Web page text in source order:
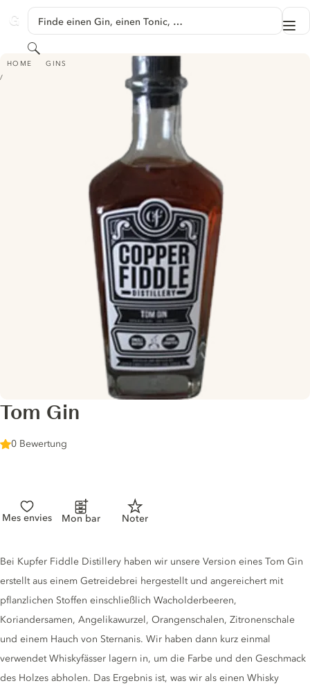
GINVENTORY
Finde einen Gin, einen Tonic, …
Suchen
HOME GINS
TOM GIN
Tom Gin
0 Bewertung
Mes envies Mon bar Noter
Gin description
Bei Kupfer Fiddle Distillery haben wir unsere Version eines Tom Gin
erstellt aus einem Getreidebrei hergestellt und angereichert mit
pflanzlichen Stoffen einschließlich Wacholderbeeren,
Koriandersamen, Angelikawurzel, Orangenschalen, Zitronenschale
und einem Hauch von Sternanis. Wir haben dann kurz einmal
verwendet Whiskyfässer lagern in, um die Farbe und den Geschmack
des Holzes abholen. Das Ergebnis ist, was wir als einen Whisky